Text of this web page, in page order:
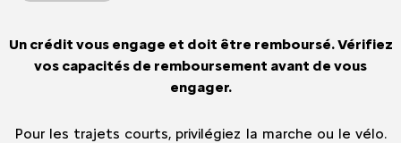
Un crédit vous engage et doit être remboursé. Vérifiez
vos capacités de remboursement avant de vous
engager.
Pour les trajets courts, privilégiez la marche ou le vélo.